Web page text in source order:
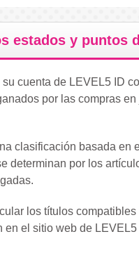
estados y puntos
cuenta de LEVEL5 ID
por las compras
clasificación basada
determinan por los
los títulos
en el sitio web de LEVEL5